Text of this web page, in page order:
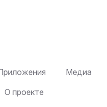
Медиа
О проекте